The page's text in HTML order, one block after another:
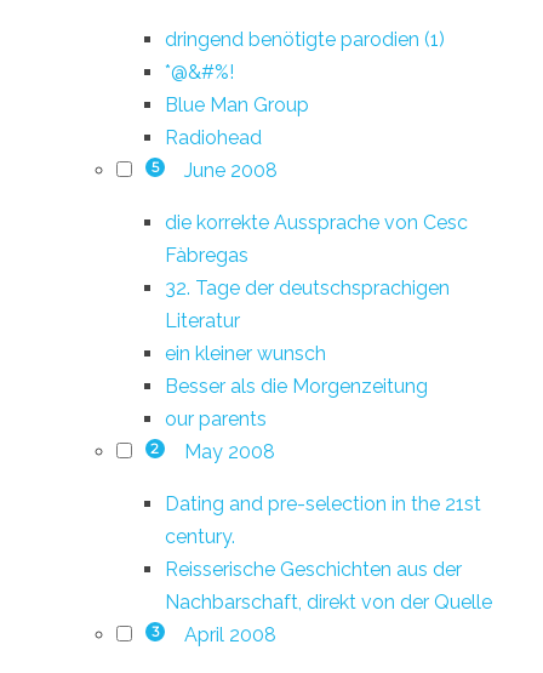
dringend benötigte parodien (1)
*@&#%!
Blue Man Group
Radiohead
5 June 2008
die korrekte Aussprache von Cesc
Fàbregas
32. Tage der deutschsprachigen
Literatur
ein kleiner wunsch
Besser als die Morgenzeitung
our parents
2 May 2008
Dating and pre-selection in the 21st
century.
Reisserische Geschichten aus der
Nachbarschaft, direkt von der Quelle
3 April 2008